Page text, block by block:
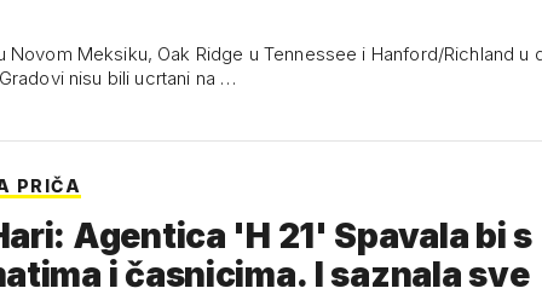
Novom Meksiku, Oak Ridge u Tennessee i Hanford/Richland u
nisu bili ucrtani na …
PRIČA
Agentica 'H 21' Spavala bi s
i časnicima. I saznala sve